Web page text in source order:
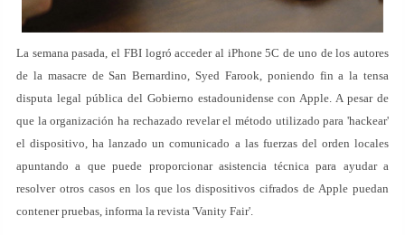
La semana pasada, el FBI logró acceder al iPhone 5C de uno de los autores
de la masacre de San Bernardino, Syed Farook, poniendo fin a la tensa
disputa legal pública del Gobierno estadounidense con Apple. A pesar de
que la organización ha rechazado revelar el método utilizado para 'hackear'
el dispositivo, ha lanzado un comunicado a las fuerzas del orden locales
apuntando a que puede proporcionar asistencia técnica para ayudar a
resolver otros casos en los que los dispositivos cifrados de Apple puedan
contener pruebas, informa la revista 'Vanity Fair'.